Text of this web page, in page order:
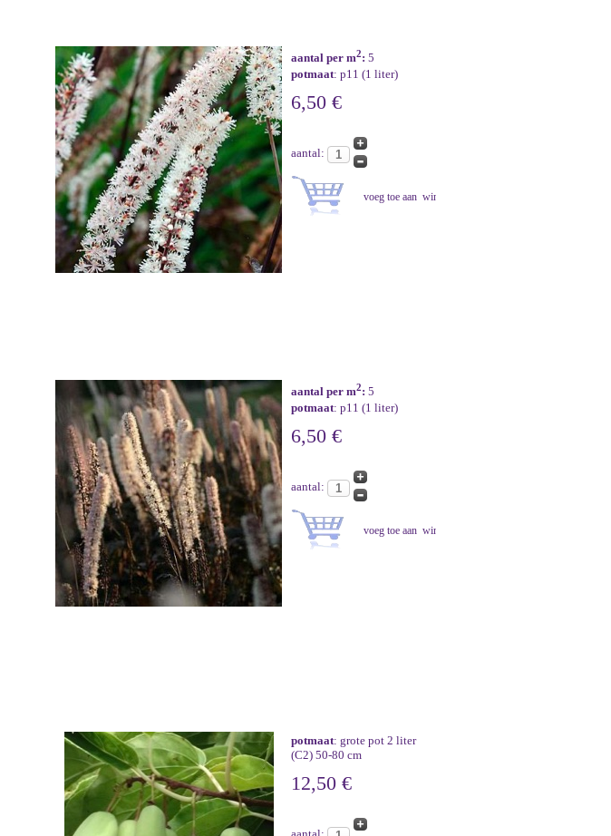
aantal per m2: 5
potmaat: p11 (1 liter)
6,50 €
aantal:
aantal per m2: 5
potmaat: p11 (1 liter)
6,50 €
aantal:
potmaat: grote pot 2 liter
(C2) 50-80 cm
12,50 €